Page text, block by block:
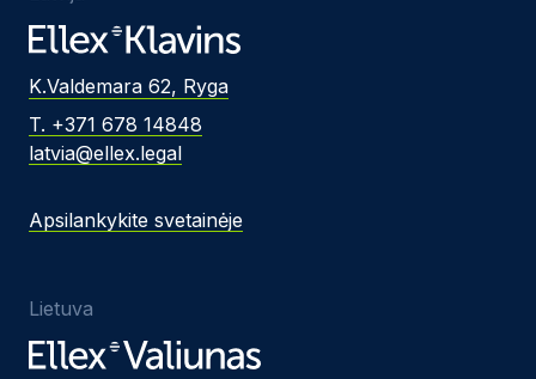
K.Valdemara 62, Ryga
T. +371 678 14848
latvia@ellex.legal
Apsilankykite svetainėje
Lietuva